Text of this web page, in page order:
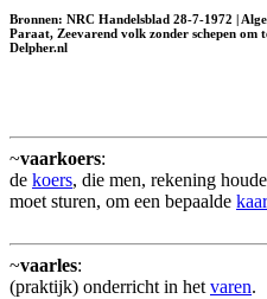
Bronnen: NRC Handelsblad 28-7-1972 |
Paraat, Zeevarend volk zonder schepen om
Delpher.nl
~vaarkoers:
de koers, die men, rekening
moet sturen, om een bepaalde
~vaarles:
(praktijk) onderricht in het varen.